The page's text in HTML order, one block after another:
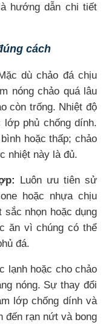
hướng dẫn chi tiết
cách
dù chảo đá chịu
nóng chảo quá lâu
còn trống. Nhiệt độ
phủ chống dính.
hoặc thấp; chảo
nhiệt này là đủ.
Luôn ưu tiên sử
hoặc nhựa chịu
sắc nhọn hoặc dụng
ăn vì chúng có thể
đá.
lạnh hoặc cho chảo
nóng. Sự thay đổi
lớp chống dính và
đến rạn nứt và bong